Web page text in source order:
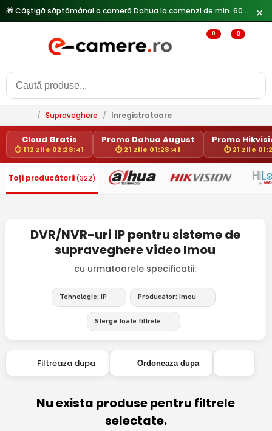
🎁 Câștigă săptămânal o cameră Dahua la comenzi de min. 600 lei — ✕
0 0
/ Supraveghere / Inregistratoare
Cloud Gratis
⏱ 112 Zile 02:28:41
Promo Dahua August
⏱ 21 Zile 01:28:41
Promo
⏱ 21 Zile
Toți producătorii (322)
DVR/NVR-uri IP pentru sisteme de
supraveghere video Imou
cu urmatoarele specificatii:
Tehnologie: IP Producator: Imou
Sterge toate filtrele
Filtreaza dupa Ordoneaza dupa
Nu exista produse pentru filtrele
selectate.